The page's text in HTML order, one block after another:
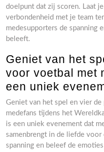
doelpunt dat zij scoren. Laat
verbondenheid met je team
medesupporters de spanning
beleeft.
Geniet van het
voor voetbal met
een uniek
Geniet van het spel en vier
medefans tijdens het
is een uniek evenement dat
samenbrengt in de liefde voor
spanning en beleef de